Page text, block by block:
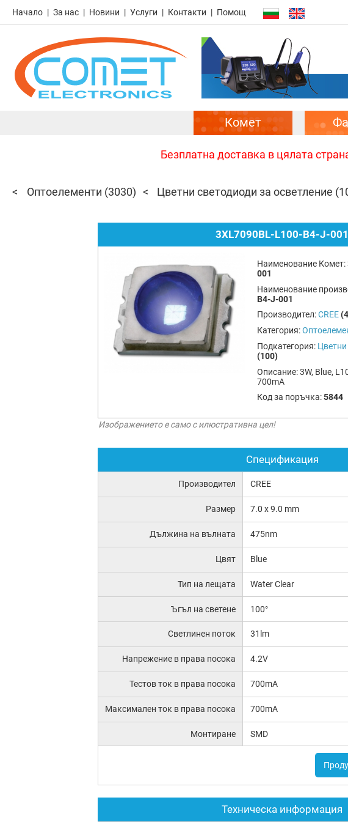
Начало За нас Новини Услуги Контакти Помощ
Комет
Безплатна доставка в цялата
Оптоелементи (3030) Цветни светодиоди за осветление
3XL7090BL-L100-B4-J-001
Наименование Комет:
001
Наименование
B4-J-001
Производител:CREE
Категория:
Подкатегория: Цветни
(100)
Описание:3W, Blue,
700mA
Код за поръчка:5844
Изображението е само с илюстративна цел!
Спецификация
Производител CREE
Размер 7.0 x 9.0 mm
Дължина на вълната 475nm
Цвят Blue
Тип на лещата Water Clear
Ъгъл на светене 100°
Светлинен поток 31lm
Напрежение в права посока 4.2V
Тестов ток в права посока 700mA
Максимален ток в права посока 700mA
Монтиране SMD
Техническа информация